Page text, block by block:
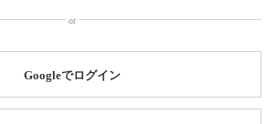
Googleでログイン